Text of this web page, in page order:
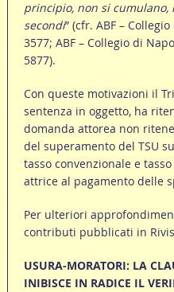
principio, non si cumulano,
secondi” (cfr. ABF –
3577; ABF – Collegio di
5877).
Con queste motivazioni il
sentenza in oggetto, ha
domanda attorea non
del superamento del TSU
tasso convenzionale e
attrice al pagamento delle
Per ulteriori
contributi pubblicati in
USURA-MORATORI: LA
INIBISCE IN RADICE IL